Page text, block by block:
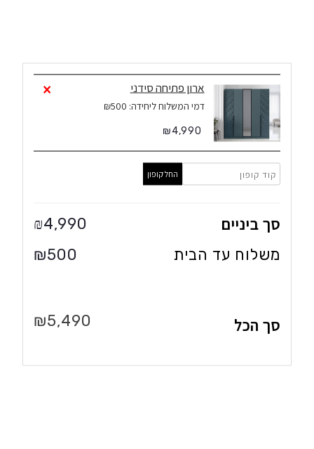
1
ארון פתיחה סידני
דמי המשלוח ליחידה: ₪500
4,990
₪
×
החל קופון
סך ביניים 4,990
₪
משלוח עד הבית 500
₪
סך הכל 5,490
₪